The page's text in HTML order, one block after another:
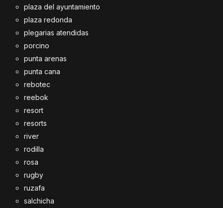
plaza del ayuntamiento
plaza redonda
plegarias atendidas
porcino
punta arenas
punta cana
rebotec
reebok
resort
resorts
river
rodilla
rosa
rugby
ruzafa
salchicha